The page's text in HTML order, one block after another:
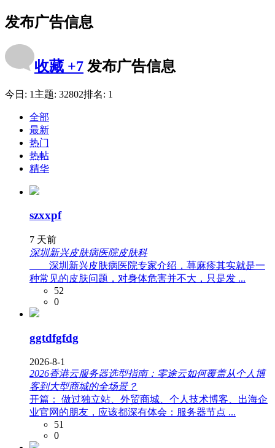
发布广告信息
收藏 +7 发布广告信息
今日: 1 主题: 32802排名: 1
全部
最新
热门
热帖
精华
szxxpf
7 天前
深圳新兴皮肤病医院皮肤科
深圳新兴皮肤病医院专家介绍，荨麻疹其实就是一
种常见的皮肤问题，对身体危害并不大，只是发 ...
52
0
ggtdfgfdg
2026-8-1
2026香港云服务器选型指南：零途云如何覆盖从个人博
客到大型商城的全场景？
开篇： 做过独立站、外贸商城、个人技术博客、出海企
业官网的朋友，应该都深有体会：服务器节点 ...
51
0